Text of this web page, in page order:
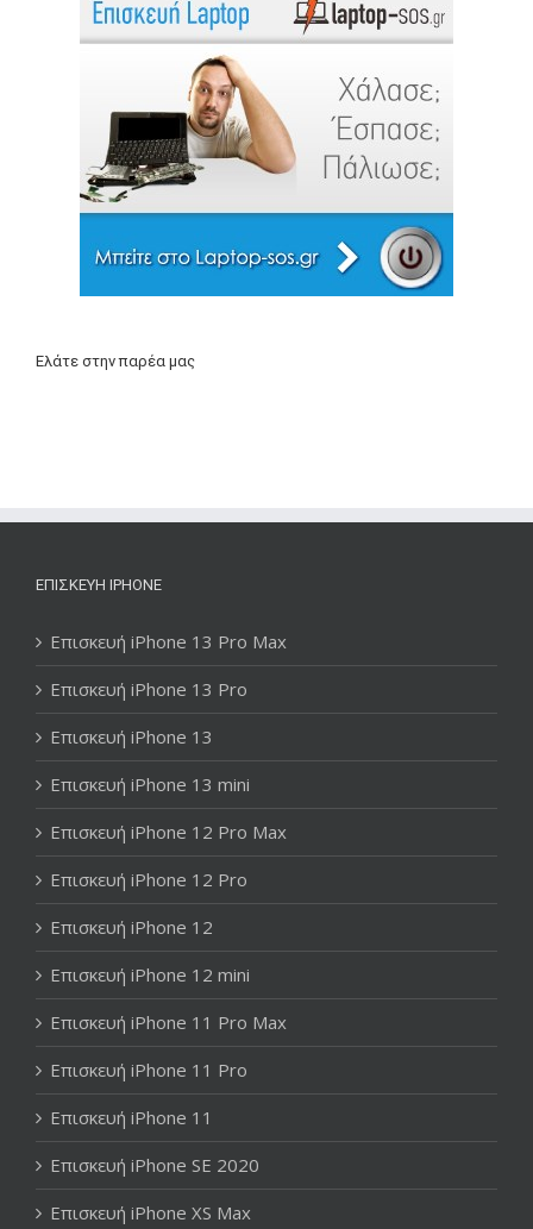
Ελάτε στην παρέα μας
ΕΠΙΣΚΕΥΉ IPHONE
Επισκευή iPhone 13 Pro Max
Επισκευή iPhone 13 Pro
Επισκευή iPhone 13
Επισκευή iPhone 13 mini
Επισκευή iPhone 12 Pro Max
Επισκευή iPhone 12 Pro
Επισκευή iPhone 12
Επισκευή iPhone 12 mini
Επισκευή iPhone 11 Pro Max
Επισκευή iPhone 11 Pro
Επισκευή iPhone 11
Επισκευή iPhone SE 2020
Επισκευή iPhone XS Max